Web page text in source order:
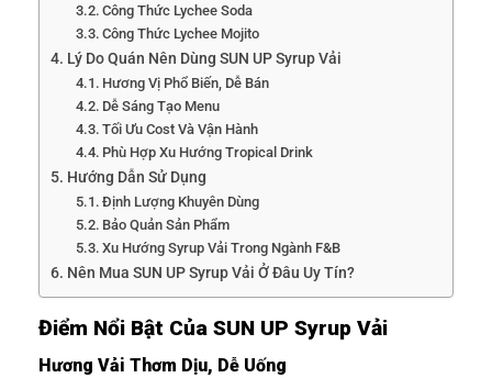
Công Thức Lychee Soda
Công Thức Lychee Mojito
Lý Do Quán Nên Dùng SUN UP Syrup Vải
Hương Vị Phổ Biến, Dễ Bán
Dễ Sáng Tạo Menu
Tối Ưu Cost Và Vận Hành
Phù Hợp Xu Hướng Tropical Drink
Hướng Dẫn Sử Dụng
Định Lượng Khuyên Dùng
Bảo Quản Sản Phẩm
Xu Hướng Syrup Vải Trong Ngành F&B
Nên Mua SUN UP Syrup Vải Ở Đâu Uy Tín?
Điểm Nổi Bật Của SUN UP Syrup Vải
Hương Vải Thơm Dịu, Dễ Uống